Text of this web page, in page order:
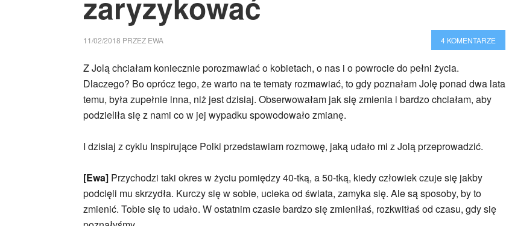
11/02/2018 PRZEZ EWA 4 KOMENTARZE
Z Jolą chciałam koniecznie porozmawiać o kobietach, o nas i o powrocie do pełni życia.
Dlaczego? Bo oprócz tego, że warto na te tematy rozmawiać, to gdy poznałam Jolę ponad dwa lata
temu, była zupełnie inna, niż jest dzisiaj. Obserwowałam jak się zmienia i bardzo chciałam, aby
podzieliła się z nami co w jej wypadku spowodowało zmianę.
I dzisiaj z cyklu Inspirujące Polki przedstawiam rozmowę, jaką udało mi z Jolą przeprowadzić.
[Ewa] Przychodzi taki okres w życiu pomiędzy 40-tką, a 50-tką, kiedy człowiek czuje się jakby
podcięli mu skrzydła. Kurczy się w sobie, ucieka od świata, zamyka się. Ale są sposoby, by to
zmienić. Tobie się to udało. W ostatnim czasie bardzo się zmieniłaś, rozkwitłaś od czasu, gdy się